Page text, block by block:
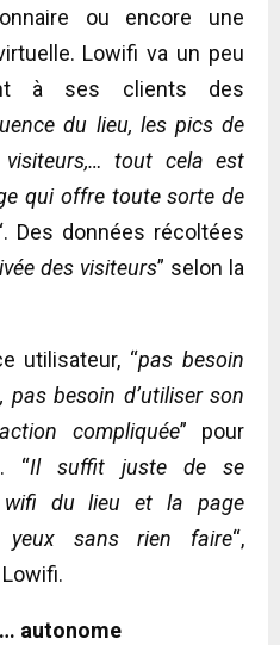
ou encore une
Lowifi va un peu
à ses clients des
du lieu, les pics de
tout cela est
qui offre toute sorte de
Des données récoltées
des visiteurs” selon la
utilisateur, “pas besoin
pas besoin d’utiliser son
compliquée” pour
“Il suffit juste de se
wifi du lieu et la page
yeux sans rien faire“,
autonome